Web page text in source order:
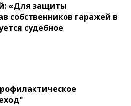
«Для защиты
собственников гаражей в
судебное